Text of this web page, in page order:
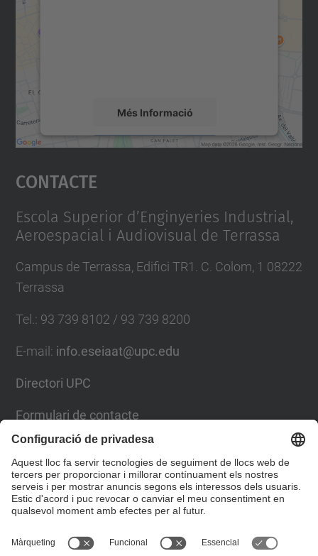
Més Informació
Accepta
powered by
Contacte
Escola Superior d’Enginyeries Industrial,
Aeroespacial i Audiovisual de Terrassa
Campus de Terrassa, Edifici TR1. C. Colom, 1 08222
Terrassa
Tel. : 93 739 8102 / 93 739 8200
E-mail : info.eseiaat@upc.edu
Directori UPC
Formulari de contacte
Llista Xarxes Socials